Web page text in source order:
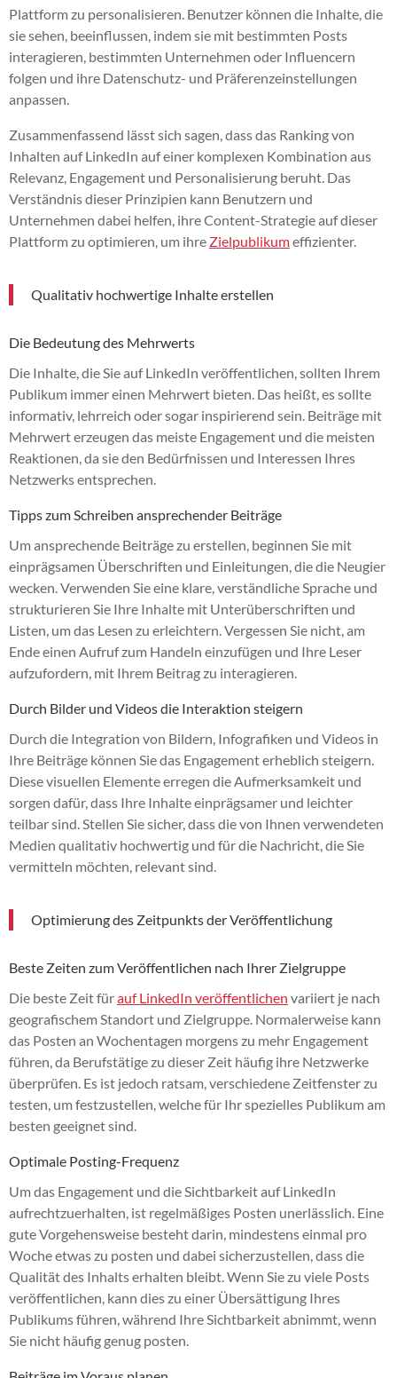
Plattform zu personalisieren. Benutzer können die Inhalte, die
sie sehen, beeinflussen, indem sie mit bestimmten Posts
interagieren, bestimmten Unternehmen oder Influencern
folgen und ihre Datenschutz- und Präferenzeinstellungen
anpassen.
Zusammenfassend lässt sich sagen, dass das Ranking von
Inhalten auf LinkedIn auf einer komplexen Kombination aus
Relevanz, Engagement und Personalisierung beruht. Das
Verständnis dieser Prinzipien kann Benutzern und
Unternehmen dabei helfen, ihre Content-Strategie auf dieser
Plattform zu optimieren, um ihre Zielpublikumeffizienter.
Qualitativ hochwertige Inhalte erstellen
Die Bedeutung des Mehrwerts
Die Inhalte, die Sie auf LinkedIn veröffentlichen, sollten Ihrem
Publikum immer einen Mehrwert bieten. Das heißt, es sollte
informativ, lehrreich oder sogar inspirierend sein. Beiträge mit
Mehrwert erzeugen das meiste Engagement und die meisten
Reaktionen, da sie den Bedürfnissen und Interessen Ihres
Netzwerks entsprechen.
Tipps zum Schreiben ansprechender Beiträge
Um ansprechende Beiträge zu erstellen, beginnen Sie mit
einprägsamen Überschriften und Einleitungen, die die Neugier
wecken. Verwenden Sie eine klare, verständliche Sprache und
strukturieren Sie Ihre Inhalte mit Unterüberschriften und
Listen, um das Lesen zu erleichtern. Vergessen Sie nicht, am
Ende einen Aufruf zum Handeln einzufügen und Ihre Leser
aufzufordern, mit Ihrem Beitrag zu interagieren.
Durch Bilder und Videos die Interaktion steigern
Durch die Integration von Bildern, Infografiken und Videos in
Ihre Beiträge können Sie das Engagement erheblich steigern.
Diese visuellen Elemente erregen die Aufmerksamkeit und
sorgen dafür, dass Ihre Inhalte einprägsamer und leichter
teilbar sind. Stellen Sie sicher, dass die von Ihnen verwendeten
Medien qualitativ hochwertig und für die Nachricht, die Sie
vermitteln möchten, relevant sind.
Optimierung des Zeitpunkts der Veröffentlichung
Beste Zeiten zum Veröffentlichen nach Ihrer Zielgruppe
Die beste Zeit fürauf LinkedIn veröffentlichen variiert je nach
geografischem Standort und Zielgruppe. Normalerweise kann
das Posten an Wochentagen morgens zu mehr Engagement
führen, da Berufstätige zu dieser Zeit häufig ihre Netzwerke
überprüfen. Es ist jedoch ratsam, verschiedene Zeitfenster zu
testen, um festzustellen, welche für Ihr spezielles Publikum am
besten geeignet sind.
Optimale Posting-Frequenz
Um das Engagement und die Sichtbarkeit auf LinkedIn
aufrechtzuerhalten, ist regelmäßiges Posten unerlässlich. Eine
gute Vorgehensweise besteht darin, mindestens einmal pro
Woche etwas zu posten und dabei sicherzustellen, dass die
Qualität des Inhalts erhalten bleibt. Wenn Sie zu viele Posts
veröffentlichen, kann dies zu einer Übersättigung Ihres
Publikums führen, während Ihre Sichtbarkeit abnimmt, wenn
Sie nicht häufig genug posten.